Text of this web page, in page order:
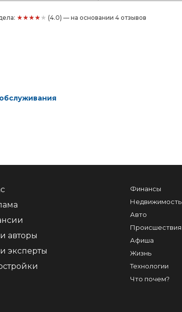
★★★★★ (4.0) — на основании 4 отзывов
авторы
эксперты
Финансы
Недвижимость
Авто
Происшествия
Афиша
Жизнь
Технологии
Что почем?